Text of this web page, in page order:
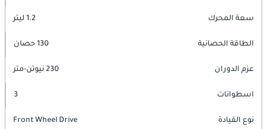
سعة المحرك 1.2 ليتر
الطاقة الحصانية 130 حصان
عزم الدوران 230 نيوتن-متر
اسطوانات 3
نوع القيادة Front Wheel Drive